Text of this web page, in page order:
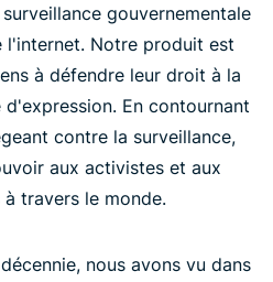
gouvernementale
l'internet. Notre produit est
à défendre leur droit à la
En contournant
contre la surveillance,
aux activistes et aux
travers le monde.
nous avons vu dans